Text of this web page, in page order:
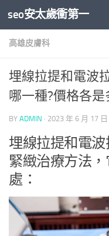
Skip to content
seo安太歲衝第一
高雄皮膚科
埋線拉提和電波
哪一種?價格各是
BY ADMIN · 2023 年 6 月 17 日
埋線拉提和電
緊緻治療方法
處：